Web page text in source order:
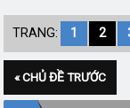
TRANG: 1 2
« CHỦ ĐỀ TRƯỚC